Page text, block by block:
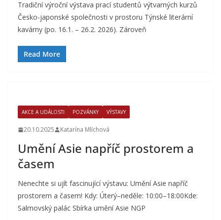
Tradiční výroční výstava prací studentů výtvarných kurzů
Česko-japonské společnosti v prostoru Týnské literární
kavárny (po. 16.1. – 26.2. 2026). Zároveň
Read More
AKCE A UDÁLOSTI POZVÁNKY VÝSTAVY
20.10.2025 Katarína Mlíchová
Umění Asie napříč prostorem a
časem
Nenechte si ujít fascinující výstavu: Umění Asie napříč
prostorem a časem! Kdy: Úterý–neděle: 10:00–18:00Kde:
Salmovský palác Sbírka umění Asie NGP